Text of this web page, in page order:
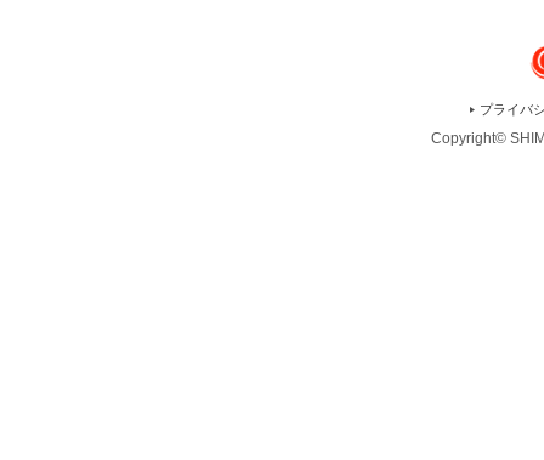
プライバ
Copyright©